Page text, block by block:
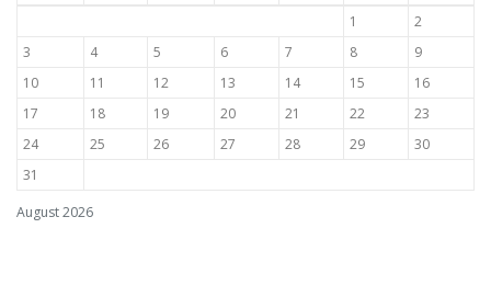
August 2026
1
2
3
4 5 6 7 8
9
10
11 12 13 14 15
16
17
18 19 20 21 22
23
24
25 26 27 28 29
30
31